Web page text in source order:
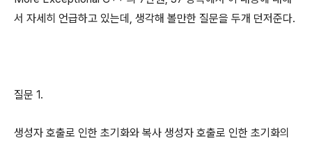
서 자세히 언급하고 있는데, 생각해 볼만한 질문을 두개 던저준다.
질문 1.
생성자 호출로 인한 초기화와 복사 생성자 호출로 인한 초기화의